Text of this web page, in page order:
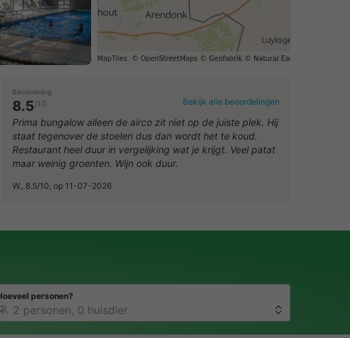
video af
Beoordeling
8.5/10 Bekijk alle beoordelingen
Prima bungalow alleen de airco zit niet op de juiste plek. Hij
staat tegenover de stoelen dus dan wordt het te koud.
Restaurant heel duur in vergelijking wat je krijgt. Veel patat
maar weinig groenten. Wijn ook duur.
W., 8.5/10, op 11-07-2026
personen?